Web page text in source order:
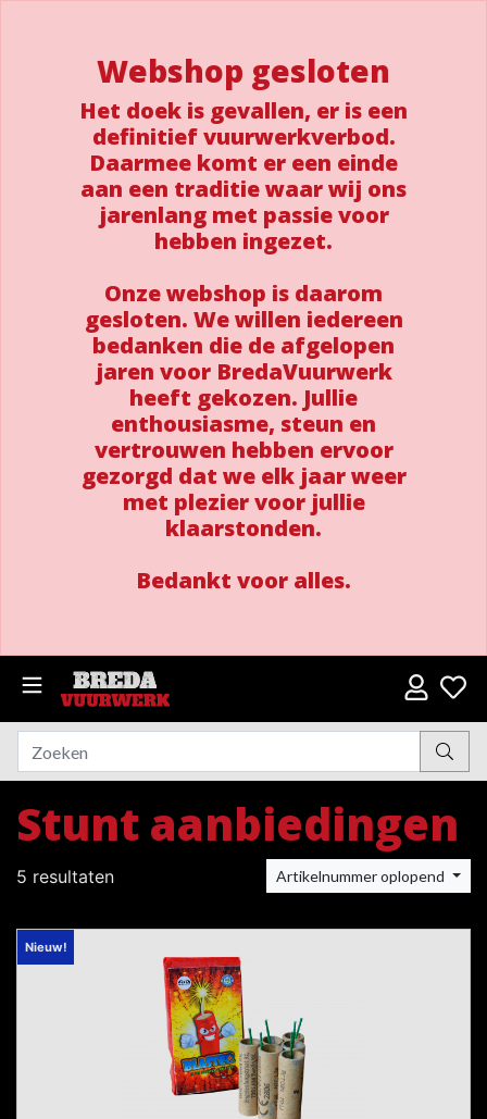
Webshop gesloten
Het doek is gevallen, er is een
definitief vuurwerkverbod.
Daarmee komt er een einde
aan een traditie waar wij ons
jarenlang met passie voor
hebben ingezet.
Onze webshop is daarom
gesloten. We willen iedereen
bedanken die de afgelopen
jaren voor BredaVuurwerk
heeft gekozen. Jullie
enthousiasme, steun en
vertrouwen hebben ervoor
gezorgd dat we elk jaar weer
met plezier voor jullie
klaarstonden.
Bedankt voor alles.
Stunt aanbiedingen
5 resultaten Artikelnummer oplopend
Nieuw!